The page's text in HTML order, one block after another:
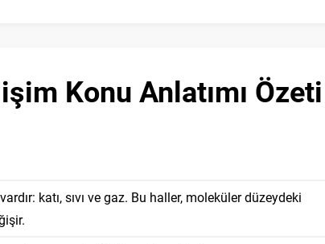
Konu Anlatımı Özeti
katı, sıvı ve gaz. Bu haller, moleküler düzeydeki